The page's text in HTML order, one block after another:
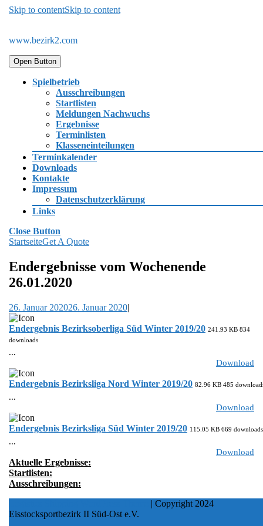
Skip to contentSkip to content
www.bezirk2.com
Open Button
Spielbetrieb
Ausschreibungen
Startlisten
Meldungen Nachwuchs
Ergebnisse
Terminlisten
Klasseneinteilungen
Terminkalender
Downloads
Kontakte
Impressum
Datenschutzerklärung
Links
Close Button
StartseiteGet A Quote
Endergebnisse vom Wochenende
26.01.2020
26. Januar 202026. Januar 2020|
Endergebnis Bezirksoberliga Süd Winter 2019/20 241.93 KB 834
downloads
...
Download
Endergebnis Bezirksliga Nord Winter 2019/20 82.96 KB 485
...
Download
Endergebnis Bezirksliga Süd Winter 2019/20 115.05 KB 669 downloads
...
Download
Aktuelle Ergebnisse:
Startlisten:
Ausschreibungen:
| Copyright 2024
Eisstocksportbezirk II Süd-Ost e.V.